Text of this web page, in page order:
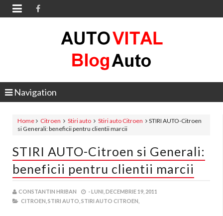

Navigation
Home Citroen Stiri auto Stiri auto Citroen
STIRI AUTO-Citroen
si Generali: beneficii pentru clientii marcii
STIRI AUTO-Citroen si Generali:
beneficii pentru clientii marcii
CONSTANTIN HRIBAN -LUNI, DECEMBRIE 19, 2011
CITROEN, STIRI AUTO, STIRI AUTO CITROEN,